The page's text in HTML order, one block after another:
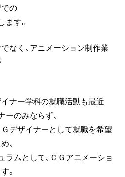
の
す。
なく、アニメーション制作業
ナー学科の就職活動も最近
ーのみならず、
デザイナーとして就職を希望
、
ムとして、ＣＧアニメーショ
。